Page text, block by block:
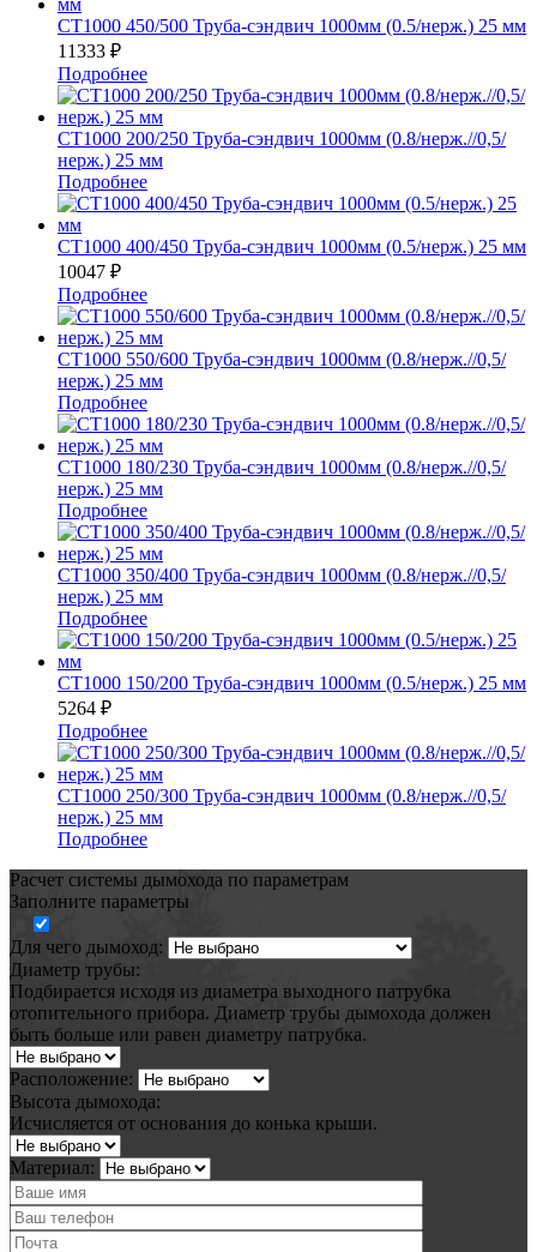
СТ1000 450/500 Труба-сэндвич 1000мм (0.5/нерж.) 25 мм
11333 ₽
Подробнее
СТ1000 200/250 Труба-сэндвич 1000мм (0.8/нерж.//0,5/
нерж.) 25 мм
Подробнее
СТ1000 400/450 Труба-сэндвич 1000мм (0.5/нерж.) 25 мм
10047 ₽
Подробнее
СТ1000 550/600 Труба-сэндвич 1000мм (0.8/нерж.//0,5/
нерж.) 25 мм
Подробнее
СТ1000 180/230 Труба-сэндвич 1000мм (0.8/нерж.//0,5/
нерж.) 25 мм
Подробнее
СТ1000 350/400 Труба-сэндвич 1000мм (0.8/нерж.//0,5/
нерж.) 25 мм
Подробнее
СТ1000 150/200 Труба-сэндвич 1000мм (0.5/нерж.) 25 мм
5264 ₽
Подробнее
СТ1000 250/300 Труба-сэндвич 1000мм (0.8/нерж.//0,5/
нерж.) 25 мм
Подробнее
Расчет системы дымохода по параметрам
Заполните параметры
Для чего дымоход:
Диаметр трубы:
Подбирается исходя из диаметра выходного патрубка
отопительного прибора. Диаметр трубы дымохода должен
быть больше или равен диаметру патрубка.
Расположение:
Высота дымохода:
Исчисляется от основания до конька крыши.
Материал: